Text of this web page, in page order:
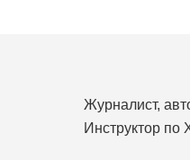
Журналист,
Инструктор по